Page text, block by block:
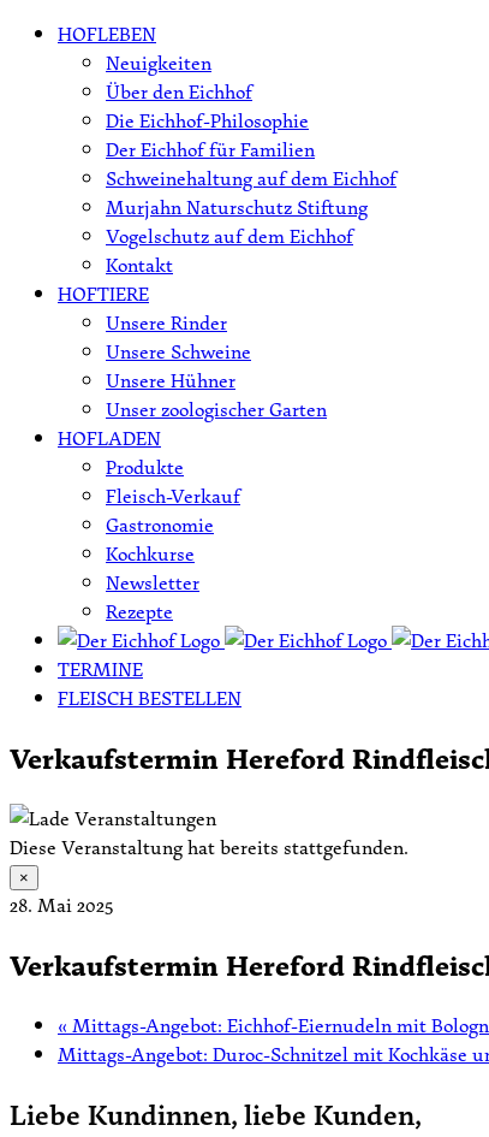
Skip HOFLEBEN
Neuigkeiten
Über den Eichhof
Die Eichhof-Philosophie
Der Eichhof für Familien
Schweinehaltung auf dem Eichhof
Murjahn Naturschutz Stiftung
Vogelschutz auf dem Eichhof
Kontakt
HOFTIERE
Unsere Rinder
Unsere Schweine
Unsere Hühner
Unser zoologischer Garten
HOFLADEN
Produkte
Fleisch-Verkauf
Gastronomie
Kochkurse
Newsletter
Rezepte
TERMINE
FLEISCH BESTELLEN
Verkaufstermin Hereford
Diese Veranstaltung hat bereits stattgefunden.
×
28. Mai 2025
Verkaufstermin Hereford
« Mittags-Angebot: Eichhof-Eiernudeln mit
Mittags-Angebot: Duroc-Schnitzel mit Kochkäse
Liebe Kundinnen, liebe Kunden,